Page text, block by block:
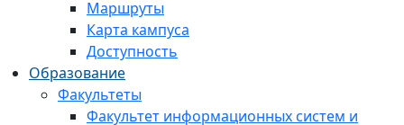
Маршруты
Карта кампуса
Доступность
Образование
Факультеты
Факультет информационных систем и